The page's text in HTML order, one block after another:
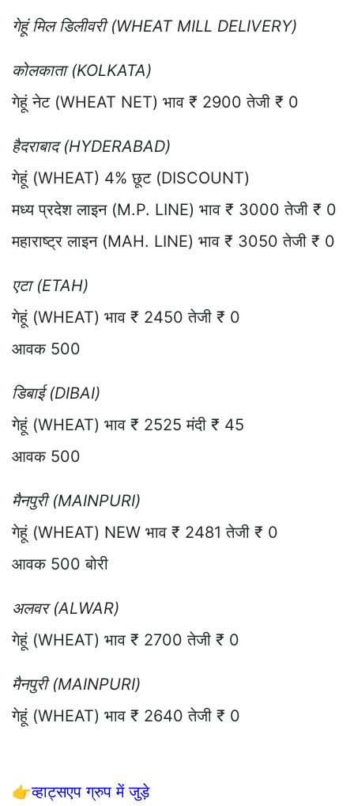
गेहूं मिल डिलीवरी (WHEAT MILL DELIVERY)
कोलकाता (KOLKATA)
गेहूं नेट (WHEAT NET) भाव ₹ 2900 तेजी ₹ 0
हैदराबाद (HYDERABAD)
गेहूं (WHEAT) 4% छूट (DISCOUNT)
मध्य प्रदेश लाइन (M.P. LINE) भाव ₹ 3000 तेजी ₹ 0
महाराष्ट्र लाइन (MAH. LINE) भाव ₹ 3050 तेजी ₹ 0
एटा (ETAH)
गेहूं (WHEAT) भाव ₹ 2450 तेजी ₹ 0
आवक 500
डिबाई (DIBAI)
गेहूं (WHEAT) भाव ₹ 2525 मंदी ₹ 45
आवक 500
मैनपुरी (MAINPURI)
गेहूं (WHEAT) NEW भाव ₹ 2481 तेजी ₹ 0
आवक 500 बोरी
अलवर (ALWAR)
गेहूं (WHEAT) भाव ₹ 2700 तेजी ₹ 0
मैनपुरी (MAINPURI)
गेहूं (WHEAT) भाव ₹ 2640 तेजी ₹ 0
👉व्हाट्सएप ग्रुप में जुड़े